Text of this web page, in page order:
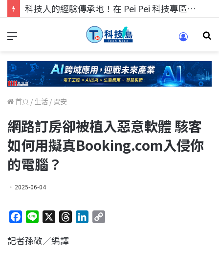
科技人找工作，就到TECH+ 科技專區!
首頁 / 生活 / 資安
網路訂房卻被植入惡意軟體 駭客
如何用擬真Booking.com入侵你
的電腦？
2025-06-04
c
n
記者孫敬／編譯